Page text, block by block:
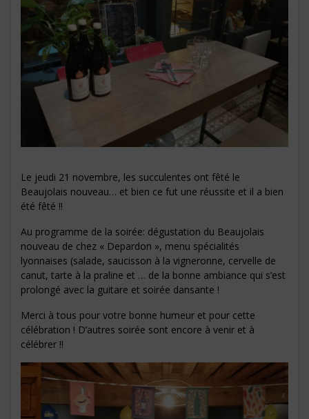
Le jeudi 21 novembre, les succulentes ont fêté le
Beaujolais nouveau… et bien ce fut une réussite et il a bien
été fêté !!
Au programme de la soirée: dégustation du Beaujolais
nouveau de chez « Depardon », menu spécialités
lyonnaises (salade, saucisson à la vigneronne, cervelle de
canut, tarte à la praline et … de la bonne ambiance qui s’est
prolongé avec la guitare et soirée dansante !
Merci à tous pour votre bonne humeur et pour cette
célébration ! D’autres soirée sont encore à venir et à
célébrer !!